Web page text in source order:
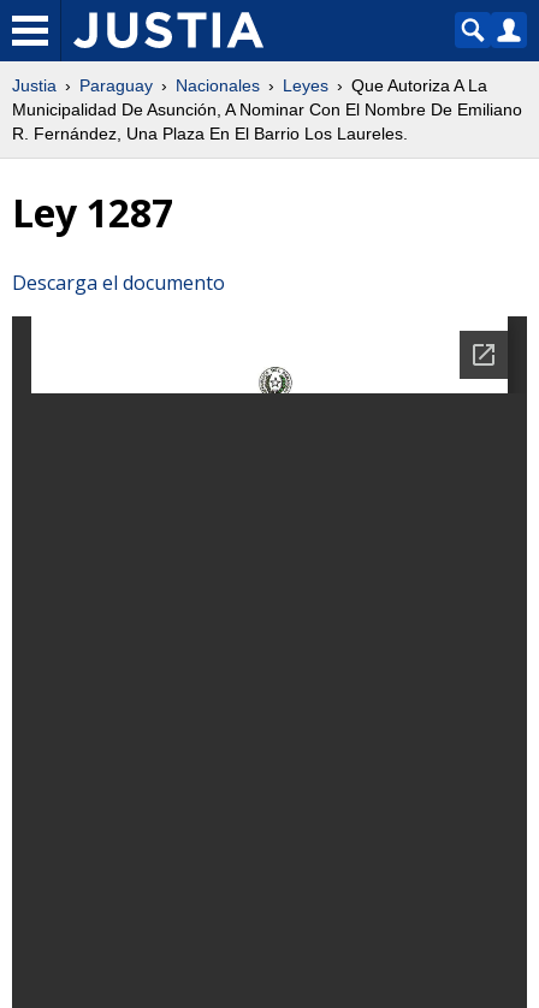
Justia Paraguay Nacionales Leyes
Que Autoriza A La
Municipalidad De Asunción, A Nominar Con El Nombre De Emiliano
R. Fernández, Una Plaza En El Barrio Los Laureles.
Ley 1287
Descarga el documento